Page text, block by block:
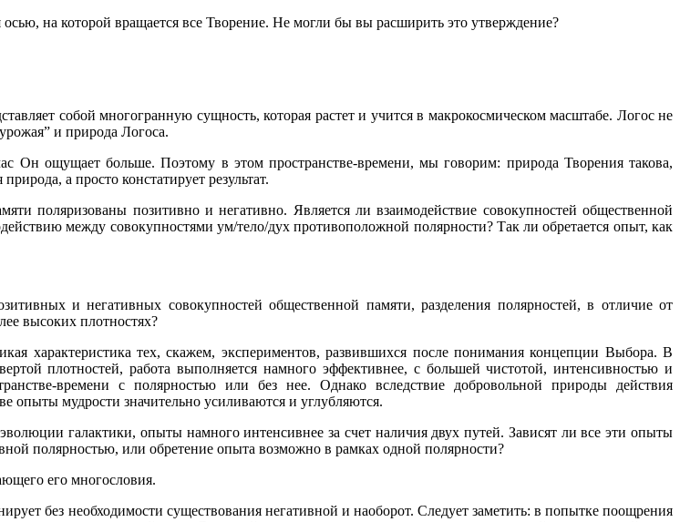
на которой вращается все Творение. Не могли бы вы расширить это утверждение?
собой многогранную сущность, которая растет и учится в макрокосмическом масштабе. Логос не
и природа Логоса.
Он ощущает больше. Поэтому в этом пространстве-времени, мы говорим: природа Творения такова,
а просто констатирует результат.
поляризованы позитивно и негативно. Является ли взаимодействие совокупностей общественной
между совокупностями ум/тело/дух противоположной полярности? Так ли обретается опыт, как
и негативных совокупностей общественной памяти, разделения полярностей, в отличие от
высоких плотностях?
характеристика тех, скажем, экспериментов, развившихся после понимания концепции Выбора. В
плотностей, работа выполняется намного эффективнее, с большей чистотой, интенсивностью и
времени с полярностью или без нее. Однако вследствие добровольной природы действия
опыты мудрости значительно усиливаются и углубляются.
галактики, опыты намного интенсивнее за счет наличия двух путей. Зависят ли все эти опыты
полярностью, или обретение опыта возможно в рамках одной полярности?
его многословия.
без необходимости существования негативной и наоборот. Следует заметить: в попытке поощрения